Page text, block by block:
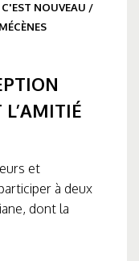
C'EST NOUVEAU /
MÉCÈNES
L’AMITIÉ
et
à deux
dont la